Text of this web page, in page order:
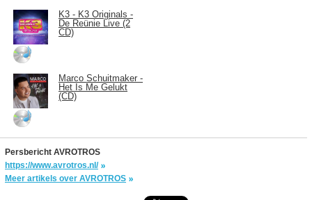
K3 - K3 Originals -
De Reünie Live (2
CD)
Marco Schuitmaker -
Het Is Me Gelukt
(CD)
Persbericht AVROTROS
https://www.avrotros.nl/
Meer artikels over AVROTROS